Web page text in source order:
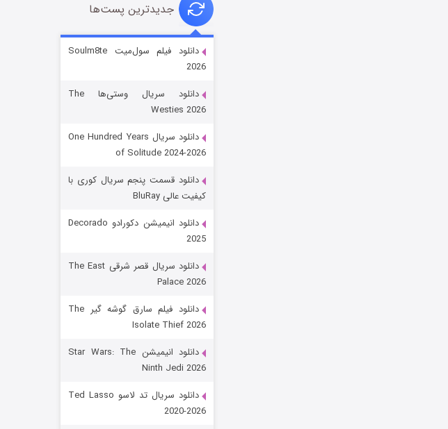
قسمت۶ (زیرنویس)
رویایی برای تو
قسمت۱۵ (دوبله)
جدیدترین پست‌ها
دانلود فیلم سول‌میت Soulm8te
2026
دانلود سریال وستی‌ها The
Westies 2026
دانلود سریال One Hundred Years
of Solitude 2024-2026
دانلود قسمت پنجم سریال کوری با
کیفیت عالی BluRay
دانلود انیمیشن دکورادو Decorado
2025
دانلود سریال قصر شرقی The East
Palace 2026
دانلود فیلم سارق گوشه گیر The
Isolate Thief 2026
دانلود انیمیشن Star Wars: The
Ninth Jedi 2026
دانلود سریال تد لاسو Ted Lasso
2020-2026